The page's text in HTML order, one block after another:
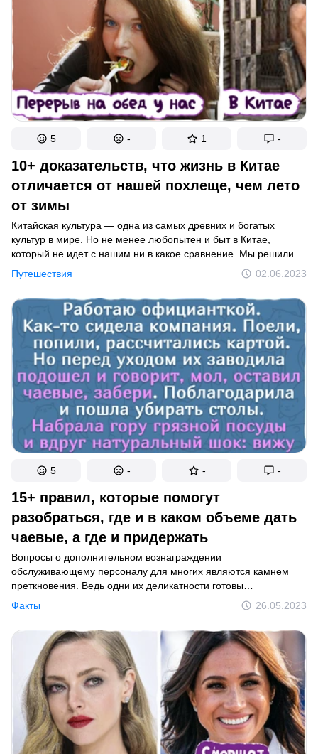
на стене во многих ванных комнатах. Мы решили найти еще
больше предметов, которые круто изменились с момента
своего появления.
10+ доказательств, что жизнь в Китае
отличается от нашей похлеще, чем лето
от зимы
Путешествия 02.06.2023
Китайская культура — одна из самых древних и богатых
культур в мире. Но не менее любопытен и быт в Китае,
который не идет с нашим ни в какое сравнение. Мы решили
рассказать о повседневных привычках китайцев
и их представлениях о прекрасном.
5 - 1 -
15+ правил, которые помогут
разобраться, где и в каком объеме дать
чаевые, а где и придержать
Факты 26.05.2023
Вопросы о дополнительном вознаграждении
обслуживающему персоналу для многих являются камнем
преткновения. Ведь одни их деликатности готовы
переплачивать даже за плохо оказанные услуги, другие —
считают чаевые барством, а третьи и рады бы доплатить,
но хотели бы все же узнать некие общие правила, которыми
стоит руководствоваться.
5 - - -